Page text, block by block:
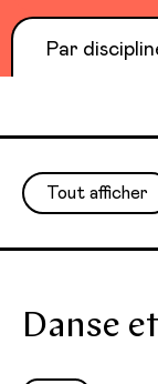
Par
Tout afficher
Danse